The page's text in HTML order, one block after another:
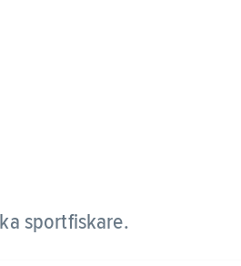
sportfiskare.